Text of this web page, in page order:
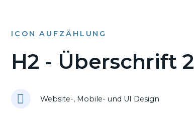
ICON AUFZÄHLUNG
H2 - Überschrift 2
Website-, Mobile- und UI Design